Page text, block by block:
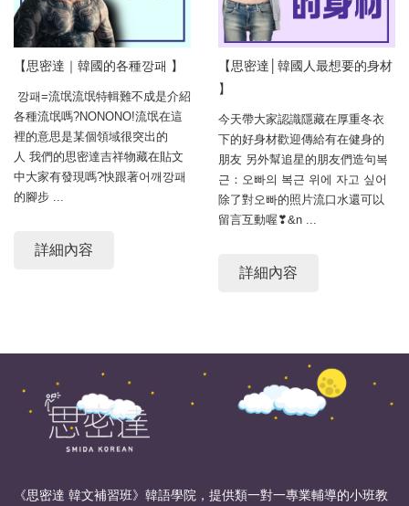
【思密達｜韓國的各種깡패 】
깡패=流氓流氓特輯難不成是介紹
各種流氓嗎?NONONO!流氓在這
裡的意思是某個領域很突出的
人 我們的思密達吉祥物藏在貼文
中大家有發現嗎?快跟著어깨깡패
的腳步 ...
詳細內容
【思密達│韓國人最想要的身材
】
今天帶大家認識隱藏在厚重冬衣
下的好身材歡迎傳給有在健身的
朋友 另外幫追星的朋友們造句복
근：오빠의 복근 위에 자고 싶어
除了對오빠的照片流口水還可以
留言互動喔❣&n ...
詳細內容
《思密達 韓文補習班》韓語學院，提供類一對一專業輔導的小班教